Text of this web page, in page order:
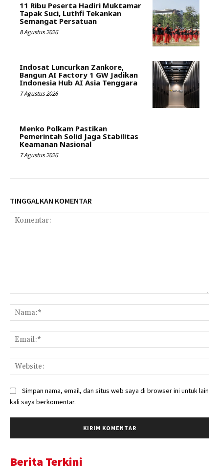
11 Ribu Peserta Hadiri Muktamar
Tapak Suci, Luthfi Tekankan
Semangat Persatuan
8 Agustus 2026
Indosat Luncurkan Zankore,
Bangun AI Factory 1 GW Jadikan
Indonesia Hub AI Asia Tenggara
7 Agustus 2026
Menko Polkam Pastikan
Pemerintah Solid Jaga Stabilitas
Keamanan Nasional
7 Agustus 2026
TINGGALKAN KOMENTAR
Simpan nama, email, dan situs web saya di browser ini untuk lain
kali saya berkomentar.
Berita Terkini